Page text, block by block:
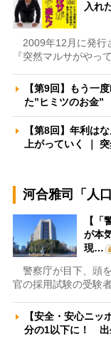
入れ
2009年12月に発行
『突然マルサがやっ
【第9回】もう一
た”ヒミツのお金”
【第8回】年利は
上がっていく ｜
河合雅司「人
【
が本
現…
警察庁が目下、頭
官の採用試験の受験
【安全・安心ニ
分の1以下に！